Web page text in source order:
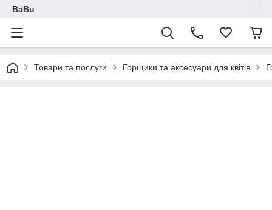
BaBu
Товари та послуги Горщики та аксесуари для квітів